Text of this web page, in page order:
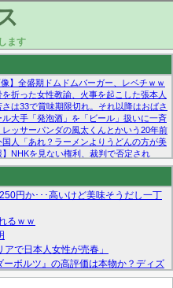
ます
】全盛期ドムドムバーガー、レベチｗｗ
折った女性教諭、火事を起こした張本人
は33で賞味期限切れ。それ以降はおばさ
大手「発泡酒」を「ビール」扱いに一斉
レッサーパンダの風太くんとかいう20年前
国人「あれ？ラーメンよりうどんの方が美
】NHKを見ない権利、裁判で否定され
でした」(1) 10:【悲報】日本企業の人手不
(1)
円か･･･高いけど美味そうだし一丁
るｗｗ
で日本人女性が売春」
ボルツ』の高評価は本物か？ディズ
ファンの本音とMCUの未来を徹底考